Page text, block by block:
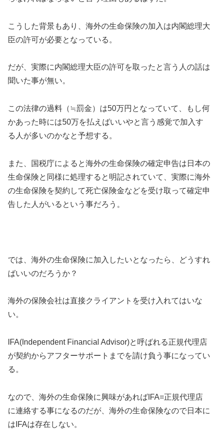
こうした背景もあり、海外の生命保険の加入は内閣総理大
臣の許可が必要となっている。
だが、実際に内閣総理大臣の許可を取ったと言う人の話は
聞いた事が無い。
この法律の過料（≒罰金）は50万円となっていて、もし何
かあった時には50万を払えばいいやと言う感覚で加入す
る人が多いのかなと予想する。
また、国税庁によると海外の生命保険の確定申告は日本の
生命保険と同様に処理すると明記されていて、実際に海外
の生命保険を契約して死亡保険金などを受け取って確定申
告した人がいるという事だろう。
では、海外の生命保険に加入したいとなったら、どうすれ
ばいいのだろうか？
海外の保険会社は直接クライアントを受け入れてはいな
い。
IFA(Independent Financial Advisor)と呼ばれる正規代理店
が契約からアフターサポートまでを請け負う事になってい
る。
なので、海外の生命保険に興味があればIFA=正規代理店
に連絡する事になるのだが、海外の生命保険なので日本に
はIFAは存在しない。